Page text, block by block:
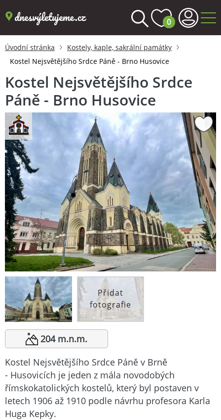
0
Úvodní stránka
Kostely, kaple, sakrální památky
Kostel Nejsvětějšího Srdce Páně - Brno Husovice
Kostel Nejsvětějšího Srdce
Páně - Brno Husovice
Přidat
fotografie
204 m.n.m.
Kostel Nejsvětějšího Srdce Páně v Brně
- Husovicích je jeden z mála novodobých
římskokatolických kostelů, který byl postaven v
letech 1906 až 1910 podle návrhu profesora Karla
Huga Kepky.